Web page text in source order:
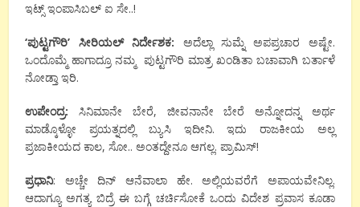
ಇಟ್ಸ್ ಇಂಪಾಸಿಬಲ್ ಐ ಸೇ..!
‘ಪುಟ್ಟಗೌರಿ’ ಸೀರಿಯಲ್ ನಿರ್ದೇಶಕ: ಅದೆಲ್ಲಾ ಸುಮ್ನೆ ಅಪಪ್ರಚಾರ ಅಷ್ಟೇ.
ಒಂದೊಮ್ಮೆ ಹಾಗಾದ್ರೂ ನಮ್ಮ ಪುಟ್ಟಗೌರಿ ಮಾತ್ರ ಖಂಡಿತಾ ಬಚಾವಾಗಿ ಬರ್ತಾಳೆ
ನೋಡ್ತಾ ಇರಿ.
ಉಪೇಂದ್ರ: ಸಿನಿಮಾನೇ ಬೇರೆ, ಜೀವನಾನೇ ಬೇರೆ ಅನ್ನೋದನ್ನ ಅರ್ಥ
ಮಾಡ್ಕೊಳ್ಳೋ ಪ್ರಯತ್ನದಲ್ಲಿ ಬ್ಯುಸಿ ಇದೀನಿ. ಇದು ರಾಜಕೀಯ ಅಲ್ಲ
ಪ್ರಜಾಕೀಯದ ಕಾಲ, ಸೋ.. ಅಂತದ್ದೇನೂ ಆಗಲ್ಲ. ಪ್ರಾಮಿಸ್!
ಪ್ರಧಾನಿ: ಅಚ್ಚೇ ದಿನ್ ಆನೆವಾಲಾ ಹೇ. ಅಲ್ಲಿಯವರೆಗೆ ಅಪಾಯವೇನಿಲ್ಲ.
ಆದಾಗ್ಯೂ ಅಗತ್ಯ ಬಿದ್ರೆ ಈ ಬಗ್ಗೆ ಚರ್ಚಿಸೋಕೆ ಒಂದು ವಿದೇಶ ಪ್ರವಾಸ ಕೂಡಾ